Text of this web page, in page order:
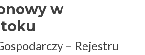
w
– Rejestru